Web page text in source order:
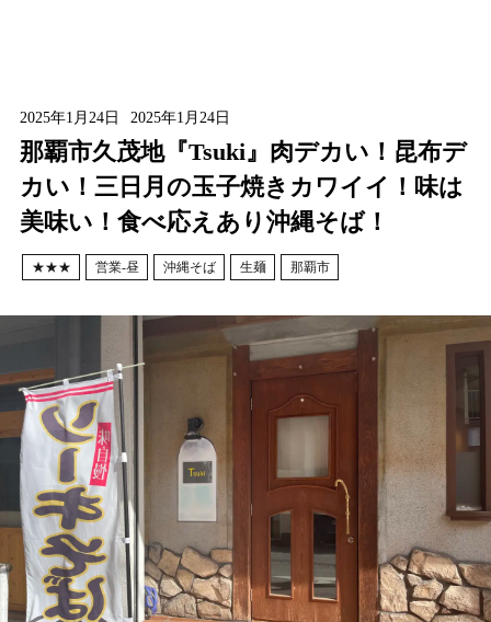
2025年1月24日 2025年1月24日
那覇市久茂地『Tsuki』肉デカい！昆布デ
カい！三日月の玉子焼きカワイイ！味は
美味い！食べ応えあり沖縄そば！
★★★ 営業-昼 沖縄そば 生麺 那覇市